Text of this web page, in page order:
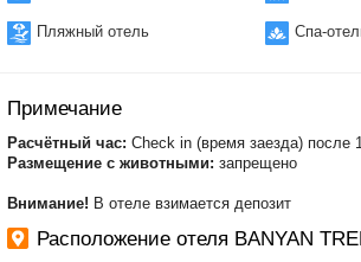
Пляжный отель Спа-
Примечание
Расчётный час: Check in (время заезда) после
Размещение с животными: запрещено​
Внимание! В отеле взимается депозит
Расположение отеля BANYAN